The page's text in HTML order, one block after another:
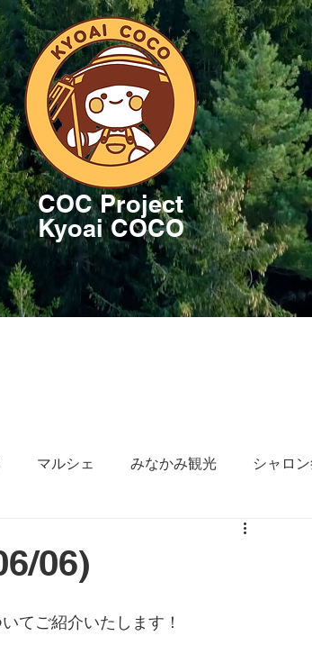
COC Project
Kyoai COCO
マルシェ みなかみ観光 シャロ
fm gunma
06)
てご紹介いたします！